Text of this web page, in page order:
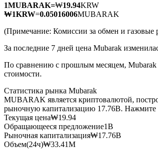
USDC фьючерсы
1MUBARAK=₩19.94KRW
₩1KRW=0.05016006MUBARAK
(Примечание: Комиссии за обмен и газовые
За последние 7 дней цена Mubarak
По сравнению с прошлым месяцем, Mubarak
стоимости.
Статистика рынка Mubarak
MUBARAK является криптовалютой,
рыночную капитализацию 17.76B. Нажмите
Текущая цена₩19.94
Обращающееся предложение1B
Рыночная капитализация₩17.76B
Объем(24ч)₩33.41M